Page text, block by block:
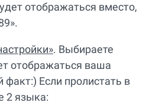
отображаться вместо,
. Выбираете
отображаться ваша
Если пролистать в
2 языка: